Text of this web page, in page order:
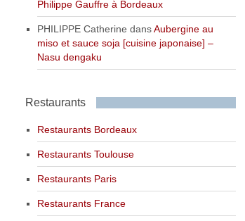
Philippe Gauffre à Bordeaux
PHILIPPE Catherine dansAubergine au
miso et sauce soja [cuisine japonaise] –
Nasu dengaku
Restaurants
Restaurants Bordeaux
Restaurants Toulouse
Restaurants Paris
Restaurants France